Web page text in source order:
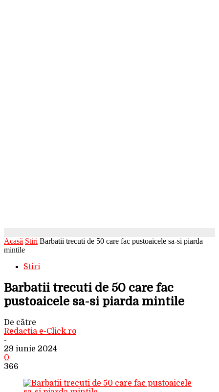
Acasă Stiri Barbatii trecuti de 50 care fac pustoaicele sa-si piarda
mintile
Stiri
Barbatii trecuti de 50 care fac
pustoaicele sa-si piarda mintile
De către
Redactia e-Click.ro
-
29 iunie 2024
0
366